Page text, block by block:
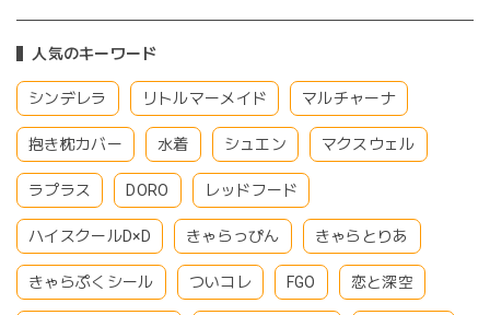
人気のキーワード
シンデレラ リトルマーメイド マルチャーナ
抱き枕カバー 水着 シュエン マクスウェル
ラプラス DORO レッドフード
ハイスクールD×D きゃらっぴん きゃらとりあ
きゃらぷくシール ついコレ FGO 恋と深空